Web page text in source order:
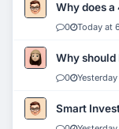
Why does
0 Today at
Why should
0
Smart